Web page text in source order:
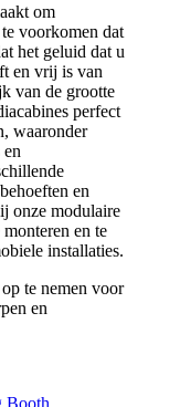
om
voorkomen dat
het geluid dat u
en vrij is van
van de grootte
perfect
waaronder
en
onze modulaire
en te
installaties.
te nemen voor
en